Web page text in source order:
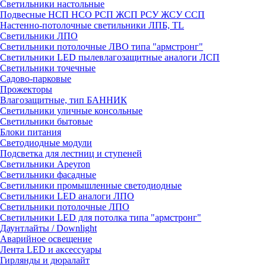
Светильники настольные
Подвесные НСП НСО РСП ЖСП РСУ ЖСУ ССП
Настенно-потолочные светильники ЛПБ, TL
Светильники ЛПО
Светильники потолочные ЛВО типа "армстронг"
Светильники LED пылевлагозащитные аналоги ЛСП
Светильники точечные
Садово-парковые
Прожекторы
Влагозащитные, тип БАННИК
Светильники уличные консольные
Светильники бытовые
Блоки питания
Светодиодные модули
Подсветка для лестниц и ступеней
Светильники Apeyron
Светильники фасадные
Светильники промышленные светодиодные
Светильники LED аналоги ЛПО
Светильники потолочные ЛПО
Светильники LED для потолка типа "армстронг"
Даунтлайты / Downlight
Аварийное освещение
Лента LED и аксессуары
Гирлянды и дюралайт